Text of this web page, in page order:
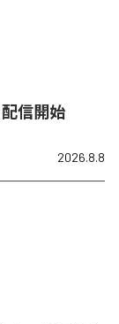
配信開始
2026.8.8